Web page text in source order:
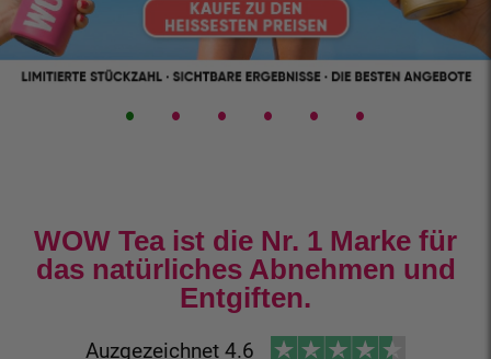
• • • • • •
WOW Tea ist die Nr. 1 Marke für
das natürliches Abnehmen und
Entgiften.